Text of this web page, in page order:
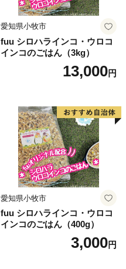
愛知県小牧市
fuu シロハラインコ・ウロコ
インコのごはん（3kg）
13,000円
愛知県小牧市
fuu シロハラインコ・ウロコ
インコのごはん（400g）
3,000円